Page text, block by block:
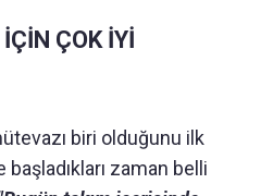
ÇOK İYİ
biri olduğunu ilk
zaman belli